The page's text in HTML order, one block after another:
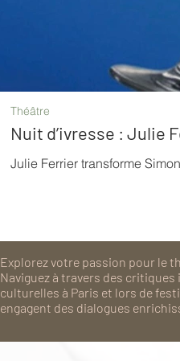
Nuit d’ivresse : Julie
Julie Ferrier transforme
Théâtre
Explorez votre passion pour le
Naviguez à travers des
culturelles à Paris et lors de
engagent des dialogues